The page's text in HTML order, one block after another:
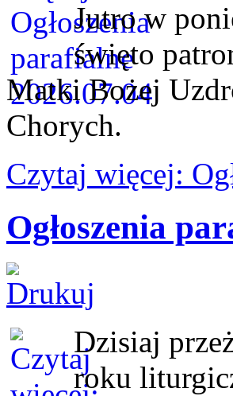
Jutro w
święto
Matki Bożej
Chorych.
Czytaj więcej:
Ogłoszenia
Dzisiaj
roku